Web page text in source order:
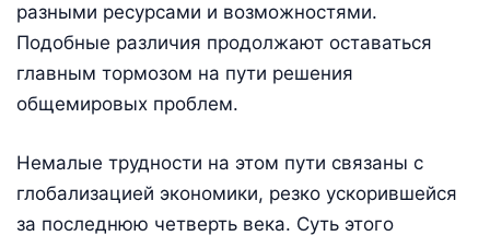
разными ресурсами и возможностями.
Подобные различия продолжают оставаться
главным тормозом на пути решения
общемировых проблем.
Немалые трудности на этом пути связаны с
глобализацией экономики, резко ускорившейся
за последнюю четверть века. Суть этого